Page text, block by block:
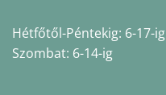
Hétfőtől-Péntekig: 6-17-ig
Szombat: 6-14-ig